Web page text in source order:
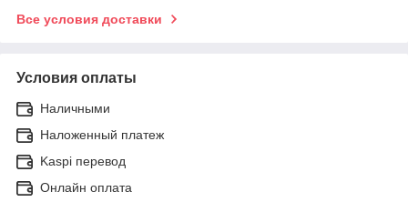
Все условия доставки
Условия оплаты
Наличными
Наложенный платеж
Kaspi перевод
Онлайн оплата